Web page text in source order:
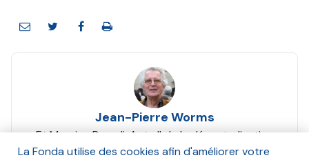
Jean-Pierre Worms
Et Maurice Parodi, Acte II de la décentralisation
enjeux et conséquences pour les associations /
La Fonda utilise des cookies afin d'améliorer votre